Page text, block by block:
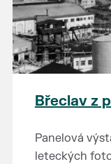
Břeclav z
Panelová
leteckých